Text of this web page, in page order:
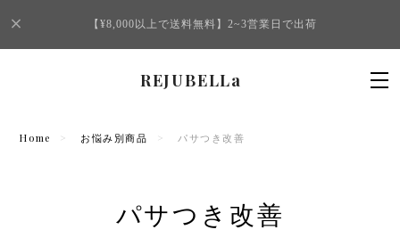
【¥8,000以上で送料無料】2~3営業日で出荷
REJUBELLa
Home お悩み別商品 パサつき改善
パサつき改善